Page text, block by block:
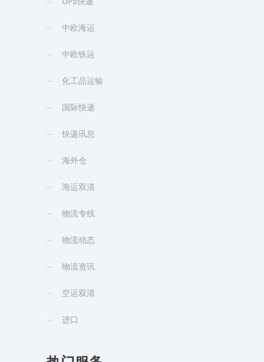
中欧海运
中欧铁运
化工品运输
国际快递
快递讯息
海外仓
海运双清
物流专线
物流动态
物流资讯
空运双清
进口